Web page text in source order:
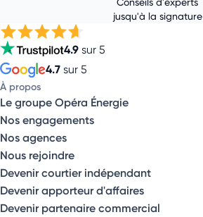
jusqu'à la signature
4.9 sur 5
4.7 sur 5
À propos
Le groupe Opéra Énergie
Nos engagements
Nos agences
Nous rejoindre
Devenir courtier indépendant
Devenir apporteur d'affaires
Devenir partenaire commercial